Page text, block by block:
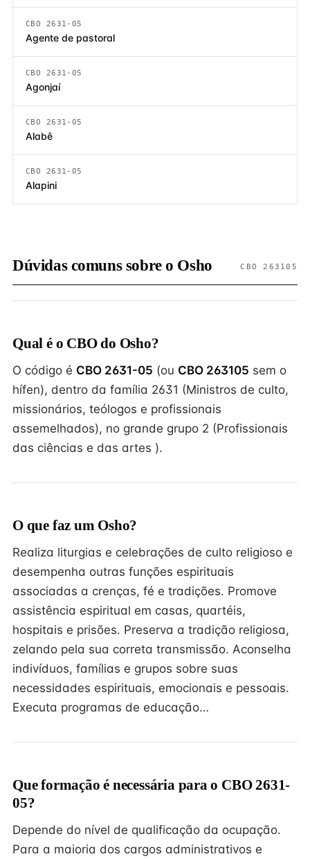
CBO 2631-05
Agente de pastoral
CBO 2631-05
Agonjaí
CBO 2631-05
Alabê
CBO 2631-05
Alapini
Dúvidas comuns sobre o Osho CBO 263105
Qual é o CBO do Osho?
O código é CBO 2631-05 (ou CBO 263105 sem o
hífen), dentro da família 2631 (Ministros de culto,
missionários, teólogos e profissionais
assemelhados), no grande grupo 2 (Profissionais
das ciências e das artes ).
O que faz um Osho?
Realiza liturgias e celebrações de culto religioso e
desempenha outras funções espirituais
associadas a crenças, fé e tradições. Promove
assistência espiritual em casas, quartéis,
hospitais e prisões. Preserva a tradição religiosa,
zelando pela sua correta transmissão. Aconselha
indivíduos, famílias e grupos sobre suas
necessidades espirituais, emocionais e pessoais.
Executa programas de educação…
Que formação é necessária para o CBO 2631-
05?
Depende do nível de qualificação da ocupação.
Para a maioria dos cargos administrativos e